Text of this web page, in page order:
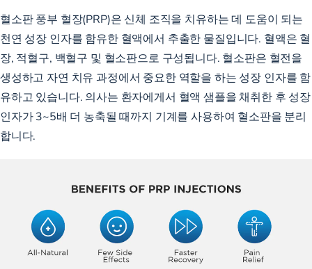
혈소판 풍부 혈장(PRP)은 신체 조직을 치유하는 데 도움이 되는
천연 성장 인자를 함유한 혈액에서 추출한 물질입니다. 혈액은 혈
장, 적혈구, 백혈구 및 혈소판으로 구성됩니다. 혈소판은 혈전을
생성하고 자연 치유 과정에서 중요한 역할을 하는 성장 인자를 함
유하고 있습니다. 의사는 환자에게서 혈액 샘플을 채취한 후 성장
인자가3~5배 더 농축될 때까지 기계를 사용하여 혈소판을 분리
합니다.